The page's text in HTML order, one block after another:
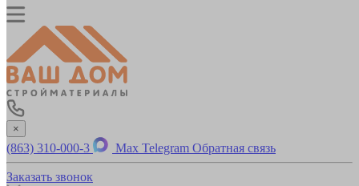
×
(863) 310-000-3 Max Telegram Обратная связь
Заказать звонок